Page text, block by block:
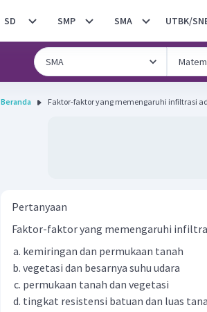
SD SMP SMA UTBK/
Beranda Faktor-faktor yang memengaruhi infiltrasi
Pertanyaan
Faktor-faktor yang memengaruhi
kemiringan dan permukaan tanah
vegetasi dan besarnya suhu udara
permukaan tanah dan vegetasi
tingkat resistensi batuan dan luas